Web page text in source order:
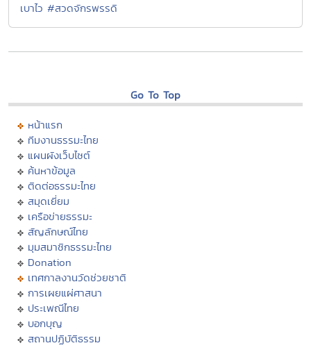
เบาไว #สวดจักรพรรดิ
Go To Top
หน้าแรก
ทีมงานธรรมะไทย
แผนผังเว็บไซต์
ค้นหาข้อมูล
ติดต่อธรรมะไทย
สมุดเยี่ยม
เครือข่ายธรรมะ
สัญลักษณ์ไทย
มุมสมาชิกธรรมะไทย
Donation
เทศกาลงานวัดช่วยชาติ
การเผยแผ่ศาสนา
ประเพณีไทย
บอกบุญ
สถานปฏิบัติธรรม